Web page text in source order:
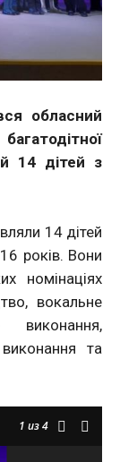
обласний
14 дітей з
14 дітей
років. Вони
номінаціях
вокальне
виконання,
та
1 из 4